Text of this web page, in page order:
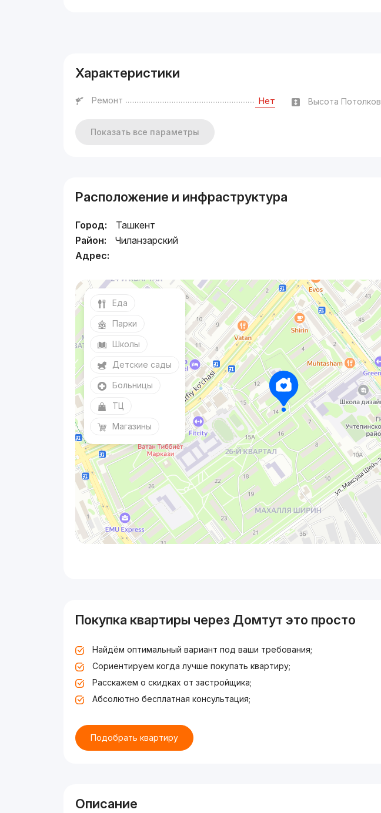
Характеристики
Ремонт Нет Высота Потолков
Показать все параметры
Расположение и инфраструктура
Город:
Ташкент
Район:
Чиланзарский
Адрес:
Еда
Парки
Школы
Детские сады
Больницы
ТЦ
Магазины
Покупка квартиры через Домтут это просто
Найдём оптимальный вариант под ваши требования;
Сориентируем когда лучше покупать квартиру;
Расскажем о скидках от застройщика;
Абсолютно бесплатная консультация;
Подобрать квартиру
Описание